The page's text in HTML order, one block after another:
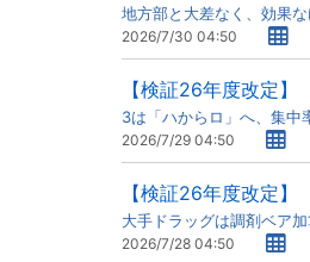
地方部と大差なく、効果
2026/7/30 04:50
【検証26年度改定
3は「ハからロ」へ、集中
2026/7/29 04:50
【検証26年度改定
大手ドラッグは調剤ベア
2026/7/28 04:50